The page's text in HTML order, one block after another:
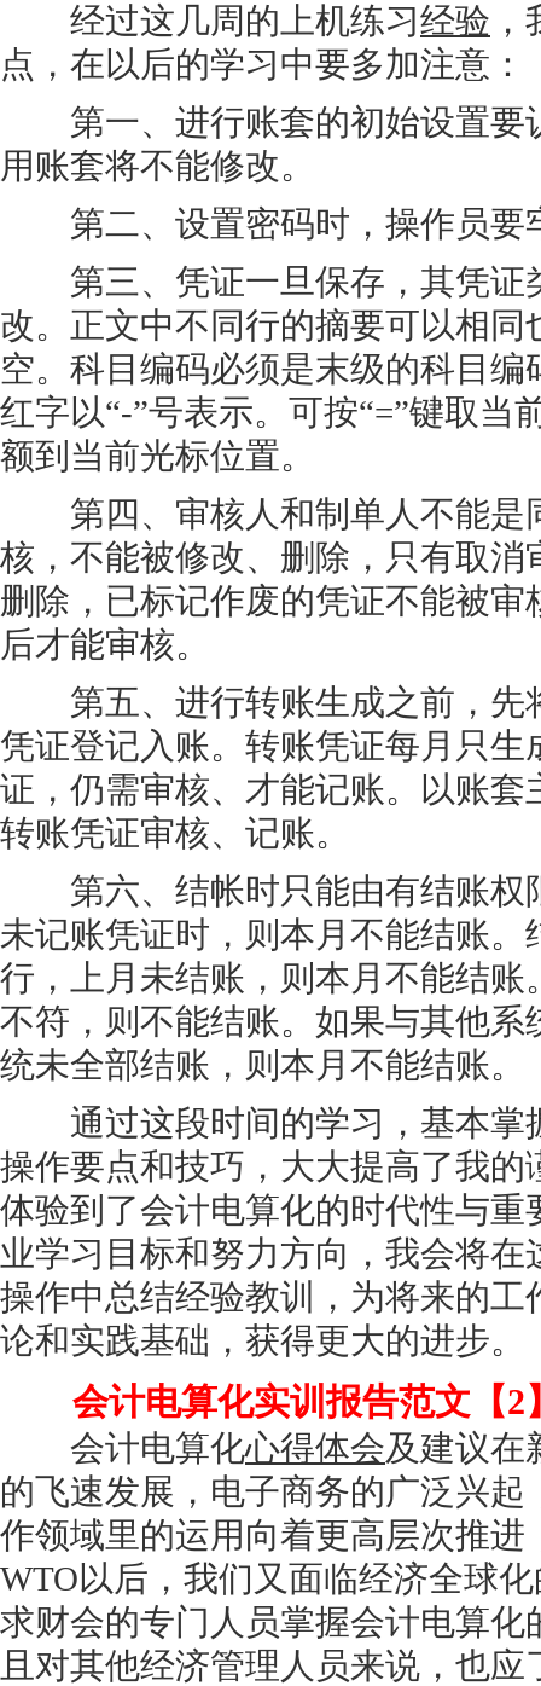
经过这几周的上机练习经验
点，在以后的学习中要多加注意：
第一、进行账套的初始设置要
用账套将不能修改。
第二、设置密码时，操作员要
第三、凭证一旦保存，其凭证
改。正文中不同行的摘要可以相
空。科目编码必须是末级的科目编
红字以“-”号表示。可按“=”键取当
额到当前光标位置。
第四、审核人和制单人不能是
核，不能被修改、删除，只有取消
删除，已标记作废的凭证不能被
后才能审核。
第五、进行转账生成之前，先
凭证登记入账。转账凭证每月只生
证，仍需审核、才能记账。以账套
转账凭证审核、记账。
第六、结帐时只能由有结账权
未记账凭证时，则本月不能结账。
行，上月未结账，则本月不能结账
不符，则不能结账。如果与其他系
统未全部结账，则本月不能结账。
通过这段时间的学习，基本掌
操作要点和技巧，大大提高了我的
体验到了会计电算化的时代性与重
业学习目标和努力方向，我会将
操作中总结经验教训，为将来的工
论和实践基础，获得更大的进步。
会计电算化实训报告范文【2
会计电算化心得体会及建议在
的飞速发展，电子商务的广泛兴
作领域里的运用向着更高层次推进
WTO以后，我们又面临经济全球
求财会的专门人员掌握会计电算化
且对其他经济管理人员来说，也